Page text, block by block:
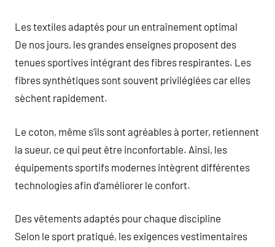
Les textiles adaptés pour un entraînement optimal
De nos jours, les grandes enseignes proposent des
tenues sportives intégrant des fibres respirantes. Les
fibres synthétiques sont souvent privilégiées car elles
sèchent rapidement.
Le coton, même s’ils sont agréables à porter, retiennent
la sueur, ce qui peut être inconfortable. Ainsi, les
équipements sportifs modernes intègrent différentes
technologies afin d’améliorer le confort.
Des vêtements adaptés pour chaque discipline
Selon le sport pratiqué, les exigences vestimentaires